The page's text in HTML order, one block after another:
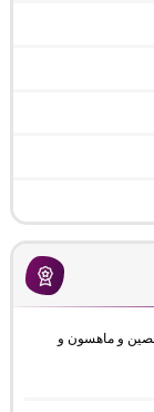
حصین و ماهسون و